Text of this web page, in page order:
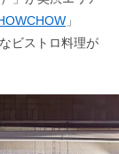
」
ビストロ料理が